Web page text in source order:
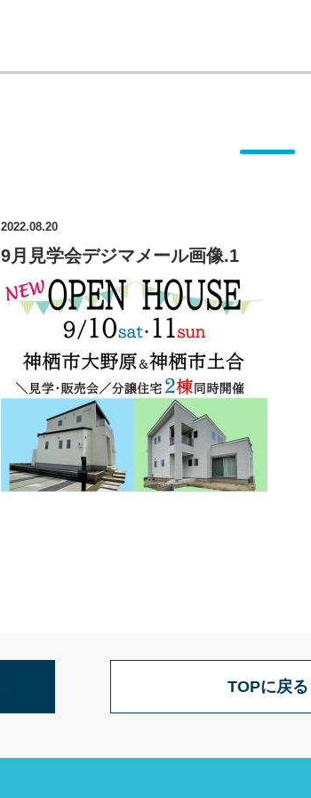
2022.08.20
9月見学会デジマメール画像.1
TOPに戻る